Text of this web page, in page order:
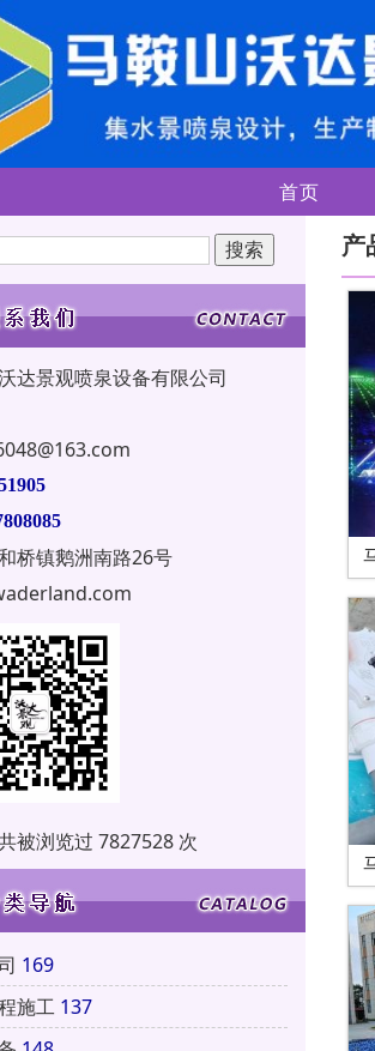
首页
达景观喷泉设备有限公司
桥镇鹅洲南路26号
被浏览过 7827528 次
169
施工 137
产